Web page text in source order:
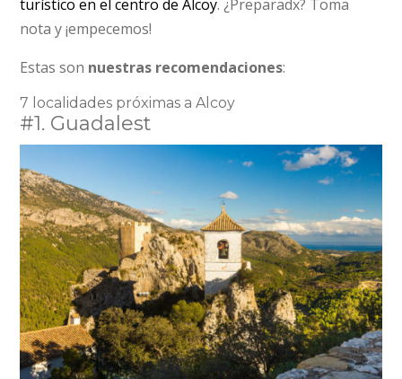
turístico en el centro de Alcoy. ¿Preparadx? Toma
nota y ¡empecemos!
Estas son nuestras recomendaciones:
7 localidades próximas a Alcoy
#1. Guadalest